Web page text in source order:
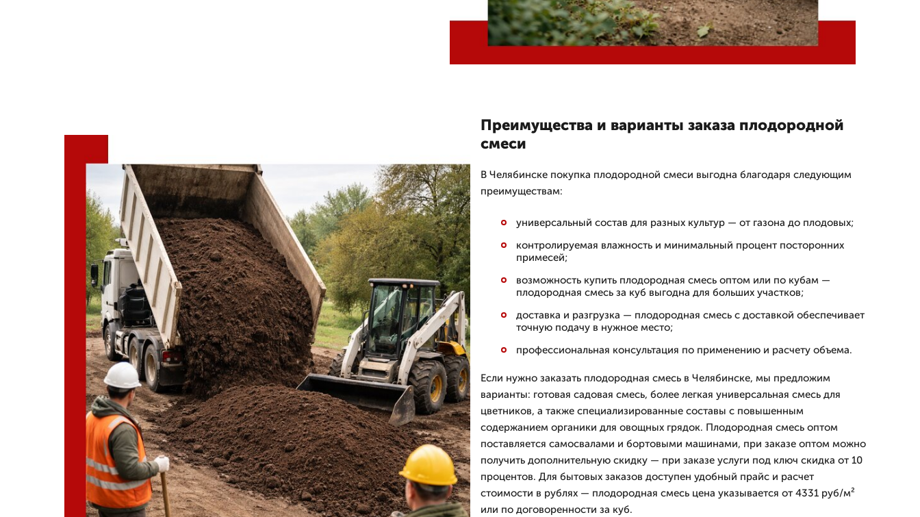
Преимущества и варианты заказа плодородной
смеси
В Челябинске покупка плодородной смеси выгодна благодаря следующим
преимуществам:
универсальный состав для разных культур — от газона до плодовых;
контролируемая влажность и минимальный процент посторонних
примесей;
возможность купить плодородная смесь оптом или по кубам —
плодородная смесь за куб выгодна для больших участков;
доставка и разгрузка — плодородная смесь с доставкой обеспечивает
точную подачу в нужное место;
профессиональная консультация по применению и расчету объема.
Если нужно заказать плодородная смесь в Челябинске, мы предложим
варианты: готовая садовая смесь, более легкая универсальная смесь для
цветников, а также специализированные составы с повышенным
содержанием органики для овощных грядок. Плодородная смесь оптом
поставляется самосвалами и бортовыми машинами, при заказе оптом можно
получить дополнительную скидку — при заказе услуги под ключ скидка от 10
процентов. Для бытовых заказов доступен удобный прайс и расчет
стоимости в рублях — плодородная смесь цена указывается от 4331 руб/м²
или по договоренности за куб.